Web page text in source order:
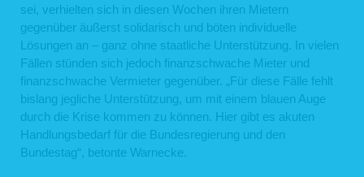
sei, verhielten sich in diesen Wochen ihren Mietern
gegenüber äußerst solidarisch und böten individuelle
Lösungen an – ganz ohne staatliche Unterstützung. In vielen
Fällen stünden sich jedoch finanzschwache Mieter und
finanzschwache Vermieter gegenüber. „Für diese Fälle fehlt
bislang jegliche Unterstützung, um mit einem blauen Auge
durch die Krise kommen zu können. Hier gibt es akuten
Handlungsbedarf für die Bundesregierung und den
Bundestag“, betonte Warnecke.